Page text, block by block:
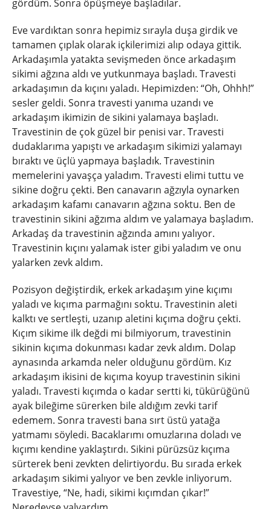
gördüm. Sonra öpüşmeye başladılar.
Eve vardıktan sonra hepimiz sırayla duşa girdik ve
tamamen çıplak olarak içkilerimizi alıp odaya gittik.
Arkadaşımla yatakta sevişmeden önce arkadaşım
sikimi ağzına aldı ve yutkunmaya başladı. Travesti
arkadaşımın da kıçını yaladı. Hepimizden: “Oh, Ohhh!”
sesler geldi. Sonra travesti yanıma uzandı ve
arkadaşım ikimizin de sikini yalamaya başladı.
Travestinin de çok güzel bir penisi var. Travesti
dudaklarıma yapıştı ve arkadaşım sikimizi yalamayı
bıraktı ve üçlü yapmaya başladık. Travestinin
memelerini yavaşça yaladım. Travesti elimi tuttu ve
sikine doğru çekti. Ben canavarın ağzıyla oynarken
arkadaşım kafamı canavarın ağzına soktu. Ben de
travestinin sikini ağzıma aldım ve yalamaya başladım.
Arkadaş da travestinin ağzında amını yalıyor.
Travestinin kıçını yalamak ister gibi yaladım ve onu
yalarken zevk aldım.
Pozisyon değiştirdik, erkek arkadaşım yine kıçımı
yaladı ve kıçıma parmağını soktu. Travestinin aleti
kalktı ve sertleşti, uzanıp aletini kıçıma doğru çekti.
Kıçım sikime ilk değdi mi bilmiyorum, travestinin
sikinin kıçıma dokunması kadar zevk aldım. Dolap
aynasında arkamda neler olduğunu gördüm. Kız
arkadaşım ikisini de kıçıma koyup travestinin sikini
yaladı. Travesti kıçımda o kadar sertti ki, tükürüğünü
ayak bileğime sürerken bile aldığım zevki tarif
edemem. Sonra travesti bana sırt üstü yatağa
yatmamı söyledi. Bacaklarımı omuzlarına doladı ve
kıçımı kendine yaklaştırdı. Sikini pürüzsüz kıçıma
sürterek beni zevkten delirtiyordu. Bu sırada erkek
arkadaşım sikimi yalıyor ve ben zevkle inliyorum.
Travestiye, “Ne, hadi, sikimi kıçımdan çıkar!”